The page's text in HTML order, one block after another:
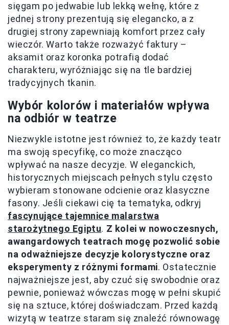
sięgam po jedwabie lub lekką wełnę, które z
jednej strony prezentują się elegancko, a z
drugiej strony zapewniają komfort przez cały
wieczór. Warto także rozważyć faktury –
aksamit oraz koronka potrafią dodać
charakteru, wyróżniając się na tle bardziej
tradycyjnych tkanin.
Wybór kolorów i materiałów wpływa
na odbiór w teatrze
Niezwykle istotne jest również to, że każdy teatr
ma swoją specyfikę, co może znacząco
wpływać na nasze decyzje. W eleganckich,
historycznych miejscach pełnych stylu często
wybieram stonowane odcienie oraz klasyczne
fasony. Jeśli ciekawi cię ta tematyka, odkryj
fascynujące tajemnice malarstwa
starożytnego Egiptu. Z kolei w nowoczesnych,
awangardowych teatrach mogę pozwolić sobie
na odważniejsze decyzje kolorystyczne oraz
eksperymenty z różnymi formami. Ostatecznie
najważniejsze jest, aby czuć się swobodnie oraz
pewnie, ponieważ wówczas mogę w pełni skupić
się na sztuce, której doświadczam. Przed każdą
wizytą w teatrze staram się znaleźć równowagę